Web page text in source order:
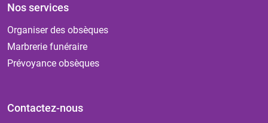
Nos services
Organiser des obsèques
Marbrerie funéraire
Prévoyance obsèques
Contactez-nous